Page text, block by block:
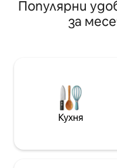
Популярни
за
Кухня